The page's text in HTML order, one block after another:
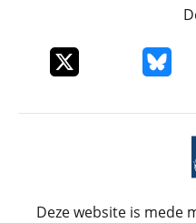
Deel dit item op XDeel dit
Deze website is mede